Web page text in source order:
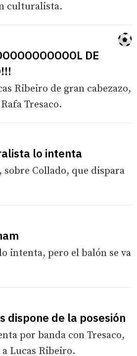
culturalista.
DE
Ribeiro de gran cabezazo,
Tresaco.
lo intenta
sobre Collado, que dispara
intenta, pero el balón se va
dispone de la posesión
por banda con Tresaco,
Lucas Ribeiro.